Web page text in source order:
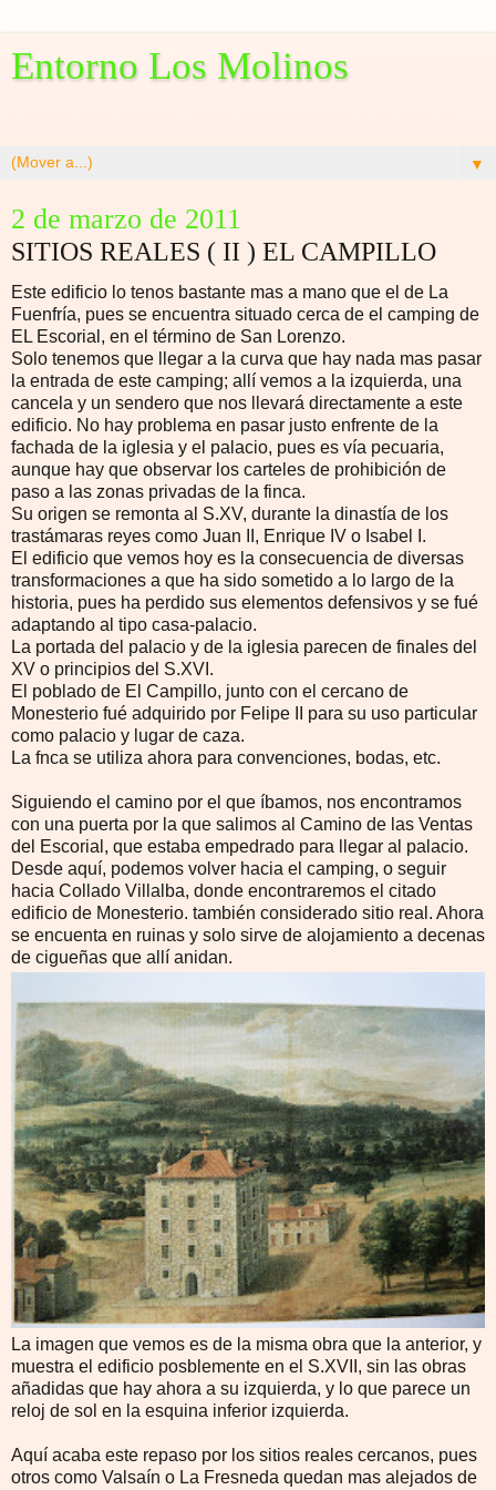
Entorno Los Molinos
▼
2 de marzo de 2011
SITIOS REALES ( II ) EL CAMPILLO
Este edificio lo tenos bastante mas a mano que el de La
Fuenfría, pues se encuentra situado cerca de el camping de
EL Escorial, en el término de San Lorenzo.
Solo tenemos que llegar a la curva que hay nada mas pasar
la entrada de este camping; allí vemos a la izquierda, una
cancela y un sendero que nos llevará directamente a este
edificio. No hay problema en pasar justo enfrente de la
fachada de la iglesia y el palacio, pues es vía pecuaria,
aunque hay que observar los carteles de prohibición de
paso a las zonas privadas de la finca.
Su origen se remonta al S.XV, durante la dinastía de los
trastámaras reyes como Juan II, Enrique IV o Isabel I.
El edificio que vemos hoy es la consecuencia de diversas
transformaciones a que ha sido sometido a lo largo de la
historia, pues ha perdido sus elementos defensivos y se fué
adaptando al tipo casa-palacio.
La portada del palacio y de la iglesia parecen de finales del
XV o principios del S.XVI.
El poblado de El Campillo, junto con el cercano de
Monesterio fué adquirido por Felipe II para su uso particular
como palacio y lugar de caza.
La fnca se utiliza ahora para convenciones, bodas, etc.
Siguiendo el camino por el que íbamos, nos encontramos
con una puerta por la que salimos al Camino de las Ventas
del Escorial, que estaba empedrado para llegar al palacio.
Desde aquí, podemos volver hacia el camping, o seguir
hacia Collado Villalba, donde encontraremos el citado
edificio de Monesterio. también considerado sitio real. Ahora
se encuenta en ruinas y solo sirve de alojamiento a decenas
de cigueñas que allí anidan.
La imagen que vemos es de la misma obra que la anterior, y
muestra el edificio posblemente en el S.XVII, sin las obras
añadidas que hay ahora a su izquierda, y lo que parece un
reloj de sol en la esquina inferior izquierda.
Aquí acaba este repaso por los sitios reales cercanos, pues
otros como Valsaín o La Fresneda quedan mas alejados de